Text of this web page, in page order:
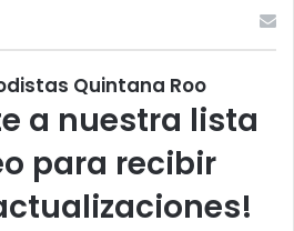
Quintana Roo
a nuestra lista
para recibir